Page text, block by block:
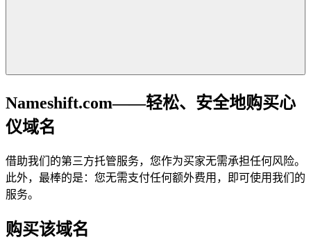
Nameshift.com——轻松、安全地购买心
仪域名
借助我们的第三方托管服务，您作为买家无需承担任何风险。
此外，最棒的是：您无需支付任何额外费用，即可使用我们的
服务。
购买该域名